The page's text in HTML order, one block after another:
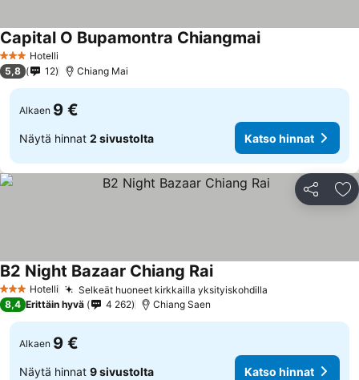
3 Tähtiluokitus
Hotelli
Capital O Bupamontra Chiangmai
5,8 12 Chiang Mai
Alkaen 9 €
Näytä hinnat 2 sivustolta Katso hinnat
Jaa
3 Tähtiluokitus
Hotelli Selkeät huoneet kirkkailla yksityiskohdilla
B2 Night Bazaar Chiang Rai
8,4 Erittäin hyvä 4 262 Chiang Saen
Alkaen 9 €
Näytä hinnat 9 sivustolta Katso hinnat